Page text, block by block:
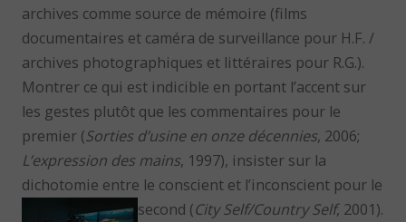
archives comme source de mémoire (films
documentaires et caméra de surveillance pour H.F. /
archives photographiques et littéraires pour R.G.).
Montrer ce qui est indicible en portant l’accent sur
les gestes plutôt que les commentaires pour le
premier (Sorties d’usine en onze décennies, 2006;
L’expression des mains, 1997), insister sur la
dichotomie entre le conscient et l’inconscient pour le
second (City Self/CountrySelf, 2001).